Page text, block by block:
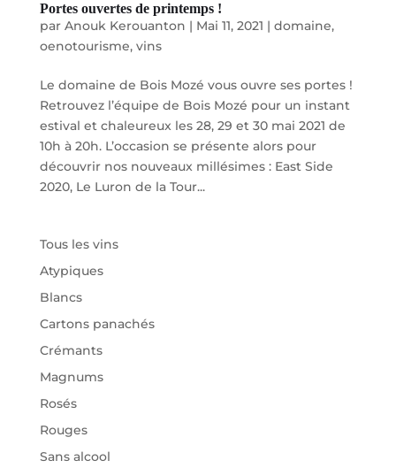
Portes ouvertes de printemps !
par Anouk Kerouanton | Mai 11, 2021 | domaine,
oenotourisme, vins
Le domaine de Bois Mozé vous ouvre ses portes !
Retrouvez l’équipe de Bois Mozé pour un instant
estival et chaleureux les 28, 29 et 30 mai 2021 de
10h à 20h. L’occasion se présente alors pour
découvrir nos nouveaux millésimes : East Side
2020, Le Luron de la Tour...
Tous les vins
Atypiques
Blancs
Cartons panachés
Crémants
Magnums
Rosés
Rouges
Sans alcool